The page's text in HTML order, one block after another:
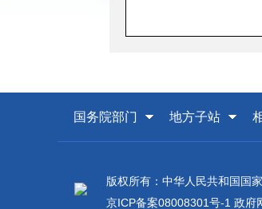
国务院部门 地方子站
版权所有：中华人民共和国国
京ICP备案08008301号-1 政府